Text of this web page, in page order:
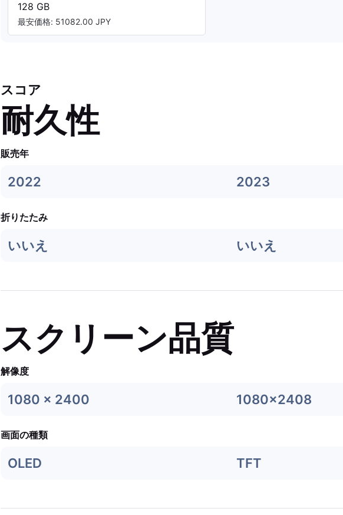
128 GB
最安価格: 51082.00 JPY
スコア
耐久性
販売年
2022 2023
折りたたみ
いいえ いいえ
スクリーン品質
解像度
1080 x 2400 1080x2408
画面の種類
OLED TFT